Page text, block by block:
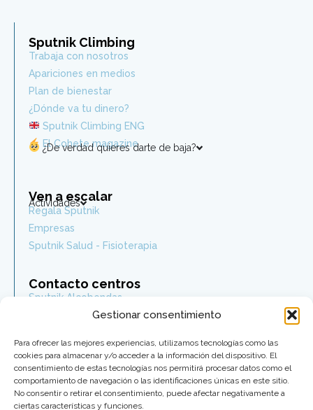
Gestionar consentimiento
Para ofrecer las mejores experiencias, utilizamos tecnologías como las
cookies para almacenar y/o acceder a la información del dispositivo. El
consentimiento de estas tecnologías nos permitirá procesar datos como el
comportamiento de navegación o las identificaciones únicas en este sitio.
No consentir o retirar el consentimiento, puede afectar negativamente a
ciertas características y funciones.
Sputnik Climbing
Trabaja con nosotros
Apariciones en medios
Plan de bienestar
¿Dónde va tu dinero?
Sputnik Climbing ENG
El Cohete magazine
¿De verdad quieres darte de baja?
Ven a escalar
Actividades
Regala Sputnik
Empresas
Sputnik Salud - Fisioterapia
Contacto centros
Sputnik Alcobendas
Sputnik Las Rozas
Sputnik Berango
Sputnik Chamberí
Sputnik Guindalera
Sputnik Asturias